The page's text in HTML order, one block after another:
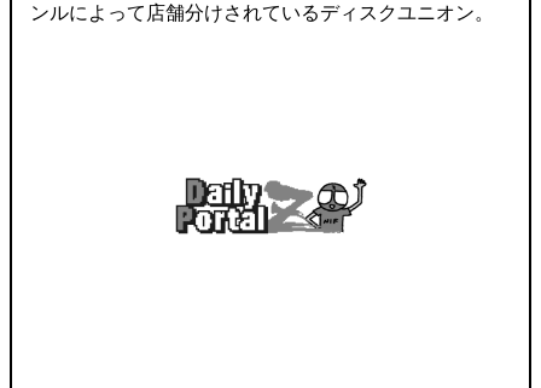
ンルによって店舗分けされているディスクユニオン。